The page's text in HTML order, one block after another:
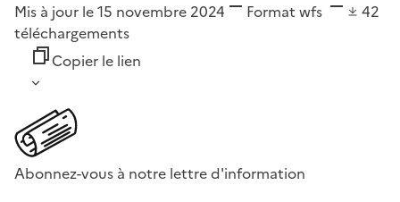
Mis à jour le 15 novembre 2024 Format wfs
42
téléchargements
Copier le lien
Abonnez-vous à notre lettre d'information